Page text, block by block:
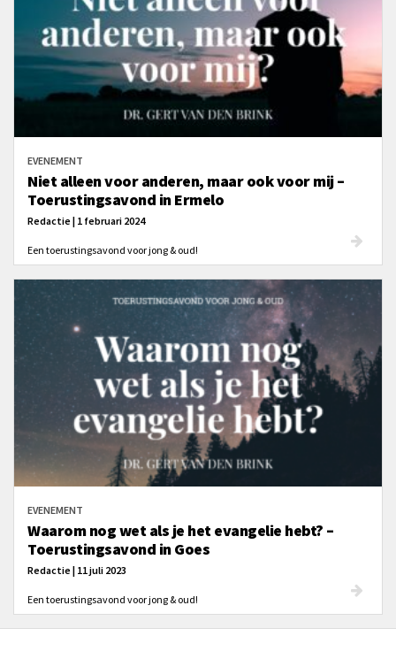
EVENEMENT
Niet alleen voor anderen, maar ook voor mij –
Toerustingsavond in Ermelo
Redactie | 1 februari 2024
Een toerustingsavond voor jong & oud!
EVENEMENT
Waarom nog wet als je het evangelie hebt? –
Toerustingsavond in Goes
Redactie | 11 juli 2023
Een toerustingsavond voor jong & oud!